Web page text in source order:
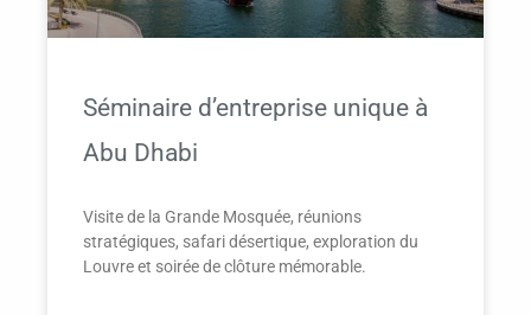
Séminaire d’entreprise unique à
Abu Dhabi
Visite de la Grande Mosquée, réunions
stratégiques, safari désertique, exploration du
Louvre et soirée de clôture mémorable.